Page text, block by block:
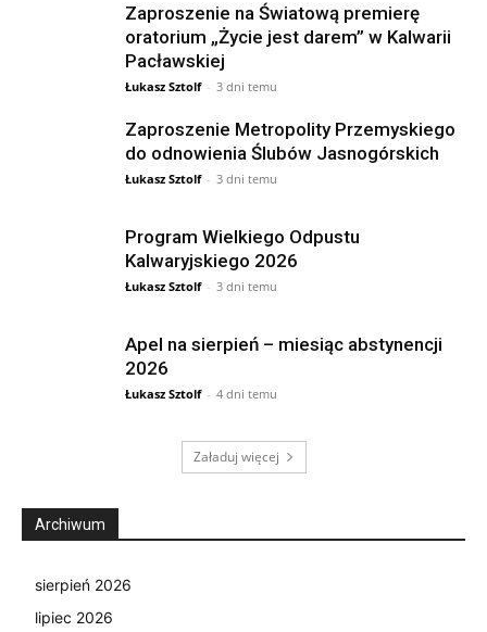
Zaproszenie na Światową premierę
oratorium „Życie jest darem” w Kalwarii
Pacławskiej
Łukasz Sztolf - 3 dni temu
Zaproszenie Metropolity Przemyskiego
do odnowienia Ślubów Jasnogórskich
Łukasz Sztolf - 3 dni temu
Program Wielkiego Odpustu
Kalwaryjskiego 2026
Łukasz Sztolf - 3 dni temu
Apel na sierpień – miesiąc abstynencji
2026
Łukasz Sztolf - 4 dni temu
Załaduj więcej
Archiwum
sierpień 2026
lipiec 2026